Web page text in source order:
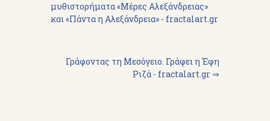
μυθιστορήματα «Μέρες Αλεξάνδρειας»
και «Πάντα η Αλεξάνδρεια» - fractalart.gr
Γράφοντας τη Μεσόγειο. Γράφει η Έφη
Ριζά - fractalart.gr ⇒